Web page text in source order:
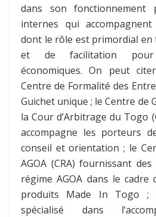
dans son fonctionnement
internes qui
dont le rôle est primordial
et de facilitation pour
économiques. On peut
Centre de Formalité des
Guichet unique ; le Centre de
la Cour d’Arbitrage du Togo
accompagne les porteurs
conseil et orientation ; le
AGOA (CRA) fournissant
régime AGOA dans le cadre
produits Made In Togo ;
spécialisé dans